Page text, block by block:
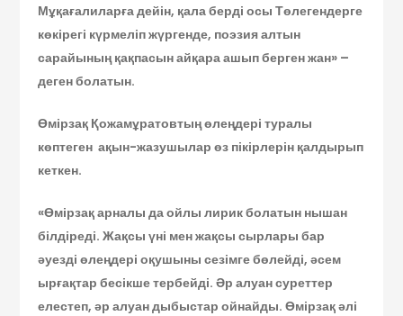
Мұқағалиларға дейін, қала берді осы Төлегендерге
көкірегі күрмеліп жүргенде, поэзия алтын
сарайының қақпасын айқара ашып берген жан» –
деген болатын.
Өмірзақ Қожамұратовтың өлеңдері туралы
көптеген ақын-жазушылар өз пікірлерін қалдырып
кеткен.
«Өмірзақ арналы да ойлы лирик болатын нышан
білдіреді. Жақсы үні мен жақсы сырлары бар
әуезді өлеңдері оқушыны сезімге бөлейді, әсем
ырғақтар бесікше тербейді. Әр алуан суреттер
елестеп, әр алуан дыбыстар ойнайды. Өмірзақ әлі